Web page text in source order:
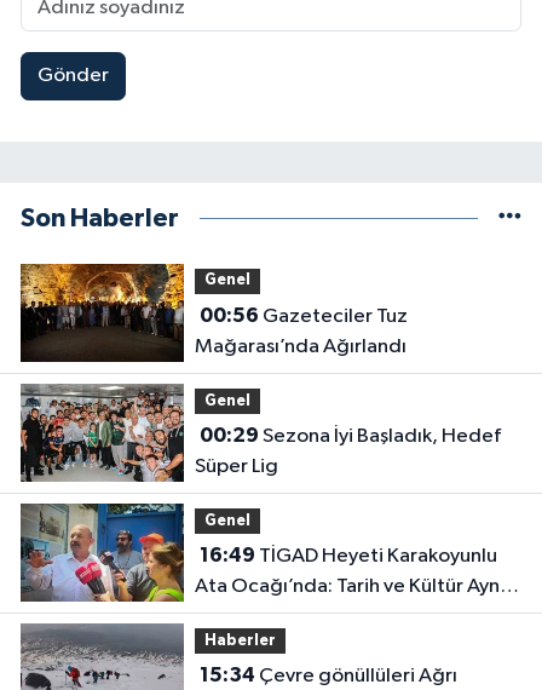
Gönder
Son Haberler
Genel
00:56
Mağarası’nda Ağırlandı
Genel
00:29
Süper Lig
Genel
16:49
Ata Ocağı’nda: Tarih ve Kültür Aynı
Çatı Altında Buluştu
Haberler
15:34